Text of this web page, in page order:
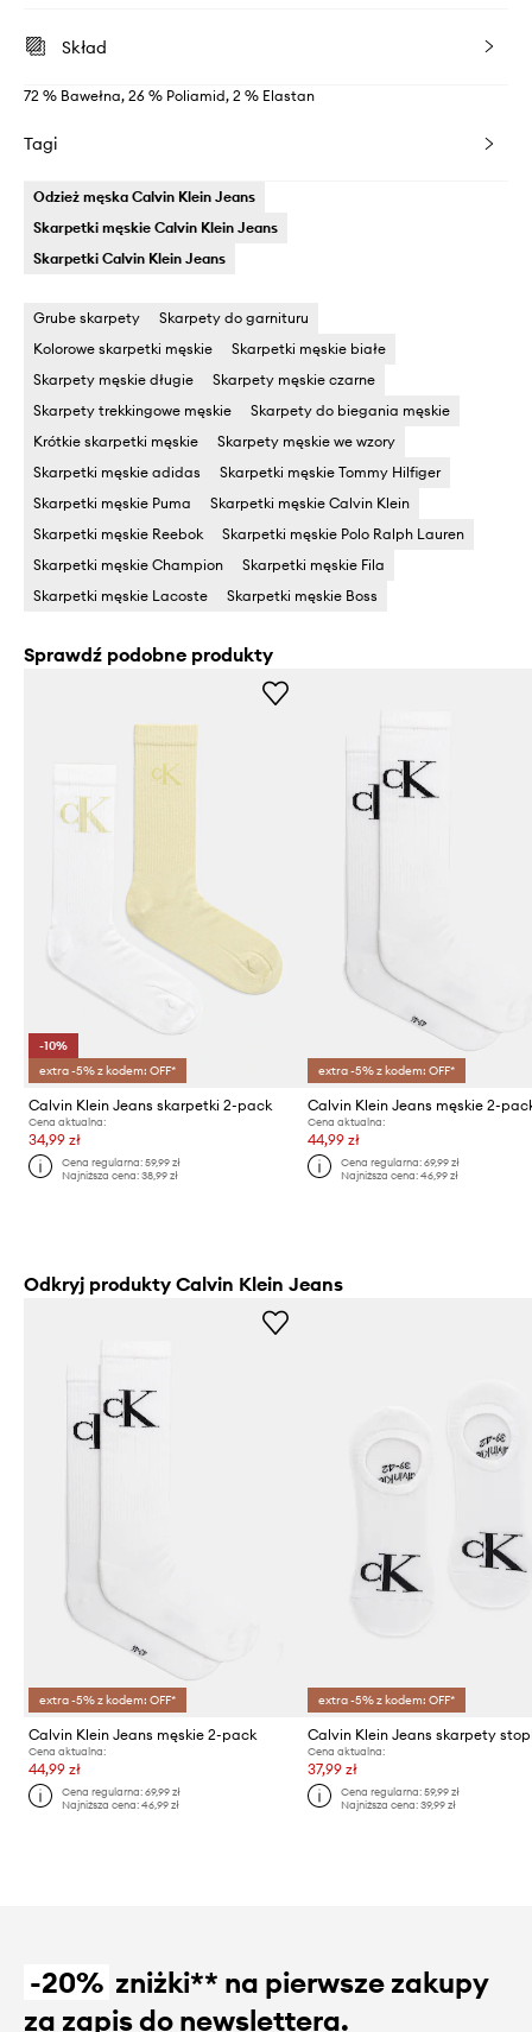
Skład
72 % Bawełna, 26 % Poliamid, 2 % Elastan
Tagi
Odzież męska Calvin Klein Jeans
Skarpetki męskie Calvin Klein Jeans
Skarpetki Calvin Klein Jeans
Grube skarpety
Skarpety do garnituru
Kolorowe skarpetki męskie
Skarpetki męskie białe
Skarpety męskie długie
Skarpety męskie czarne
Skarpety trekkingowe męskie
Skarpety do biegania męskie
Krótkie skarpetki męskie
Skarpety męskie we wzory
Skarpetki męskie adidas
Skarpetki męskie Tommy Hilfiger
Skarpetki męskie Puma
Skarpetki męskie Calvin Klein
Skarpetki męskie Reebok
Skarpetki męskie Polo Ralph Lauren
Skarpetki męskie Champion
Skarpetki męskie Fila
Skarpetki męskie Lacoste
Skarpetki męskie Boss
Sprawdź podobne produkty
-10%
extra -5% z kodem: OFF*
Calvin Klein Jeans skarpetki 2-pack
Cena aktualna:
34,99 zł
Cena regularna:59,99 zł
Najniższa cena:38,99 zł
extra -5% z kodem: OFF*
Calvin Klein Jeans męskie 2-
Cena aktualna:
44,99 zł
Cena regularna: 69,99 zł
Najniższa cena: 46,99 zł
Odkryj produkty Calvin Klein Jeans
extra -5% z kodem: OFF*
Calvin Klein Jeans męskie 2-pack
Cena aktualna:
44,99 zł
Cena regularna:69,99 zł
Najniższa cena:46,99 zł
extra -5% z kodem: OFF*
Cena aktualna:
37,99 zł
Cena regularna: 59,99 zł
Najniższa cena: 39,99 zł
-20% zniżki** na pierwsze zakupy
za zapis do newslettera.